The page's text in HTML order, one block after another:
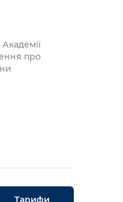
про
Тарифи